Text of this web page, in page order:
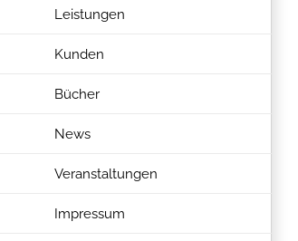
Leistungen
Kunden
Bücher
News
Veranstaltungen
Impressum